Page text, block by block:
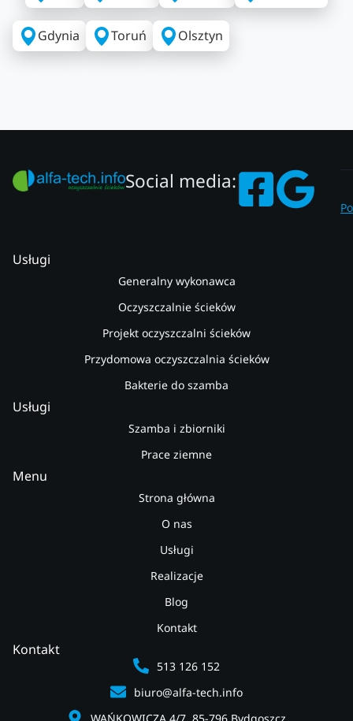
Gdynia Toruń Olsztyn
Social media:
Usługi
Generalny wykonawca
Oczyszczalnie ścieków
Projekt oczyszczalni ścieków
Przydomowa oczyszczalnia ścieków
Bakterie do szamba
Usługi
Szamba i zbiorniki
Prace ziemne
Menu
Strona główna
O nas
Usługi
Realizacje
Blog
Kontakt
Kontakt
513 126 152
biuro@alfa-tech.info